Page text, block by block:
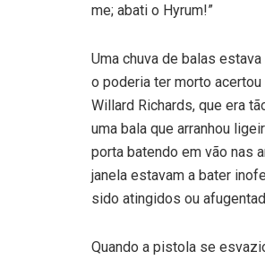
me; abati o Hyrum!”
Uma chuva de balas
o poderia ter morto
Willard Richards, que era
uma bala que arranhou
porta batendo em vão nas
janela estavam a bater
sido atingidos ou
Quando a pistola se